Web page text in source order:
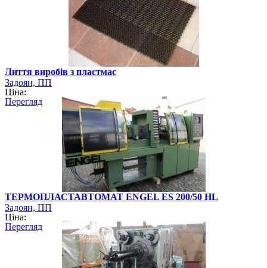
Лиття виробів з пластмас
Задоян, ПП
Ціна:
Перегляд
ТЕРМОПЛАСТАВТОМАТ ENGEL ES 200/50 HL
Задоян, ПП
Ціна:
Перегляд